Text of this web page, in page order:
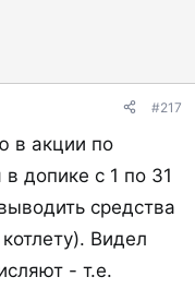
#217
в акции по
допике с 1 по 31
средства
Видел
- т.е.